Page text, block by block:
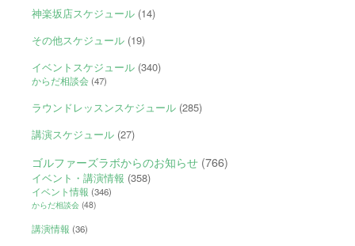
神楽坂店スケジュール(14)
その他スケジュール(19)
イベントスケジュール(340)
からだ相談会(47)
ラウンドレッスンスケジュール(285)
講演スケジュール(27)
ゴルファーズラボからのお知らせ(766)
イベント・講演情報 (358)
イベント情報 (346)
からだ相談会(48)
講演情報 (36)